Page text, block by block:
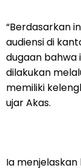
“Berdasarkan
audiensi di
dugaan bahwa
dilakukan
memiliki
ujar Akas.
Ia